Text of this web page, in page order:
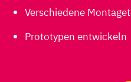
Verschiedene
Prototypen entwickeln